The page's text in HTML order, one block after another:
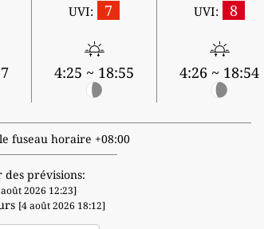
UVI: 7
4:25 ~ 18:55
UVI: 8
4:26 ~ 18:54
fuseau horaire +08:00
des prévisions:
2026 12:23]
[4 août 2026 18:12]